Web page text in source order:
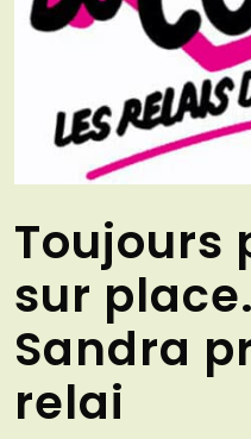
Toujours
sur
Sandra
relai